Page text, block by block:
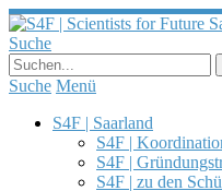
Suche
Suche Menü
S4F | Saarland
S4F |
S4F |
S4F | zu den